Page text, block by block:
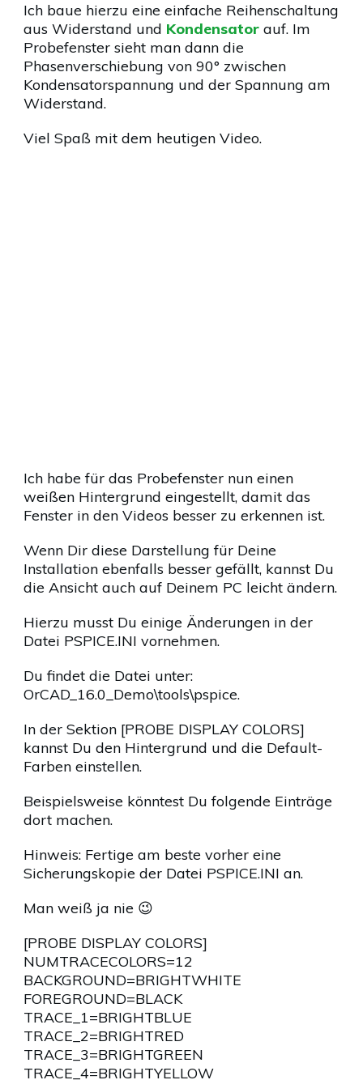
Ich baue hierzu eine einfache Reihenschaltung
aus Widerstand und Kondensator auf. Im
Probefenster sieht man dann die
Phasenverschiebung von 90° zwischen
Kondensatorspannung und der Spannung am
Widerstand.
Viel Spaß mit dem heutigen Video.
Ich habe für das Probefenster nun einen
weißen Hintergrund eingestellt, damit das
Fenster in den Videos besser zu erkennen ist.
Wenn Dir diese Darstellung für Deine
Installation ebenfalls besser gefällt, kannst Du
die Ansicht auch auf Deinem PC leicht ändern.
Hierzu musst Du einige Änderungen in der
Datei PSPICE.INI vornehmen.
Du findet die Datei unter:
OrCAD_16.0_Demo\tools\pspice.
In der Sektion [PROBE DISPLAY COLORS]
kannst Du den Hintergrund und die Default-
Farben einstellen.
Beispielsweise könntest Du folgende Einträge
dort machen.
Hinweis: Fertige am beste vorher eine
Sicherungskopie der Datei PSPICE.INI an.
Man weiß ja nie 😉
[PROBE DISPLAY COLORS]
NUMTRACECOLORS=12
BACKGROUND=BRIGHTWHITE
FOREGROUND=BLACK
TRACE_1=BRIGHTBLUE
TRACE_2=BRIGHTRED
TRACE_3=BRIGHTGREEN
TRACE_4=BRIGHTYELLOW